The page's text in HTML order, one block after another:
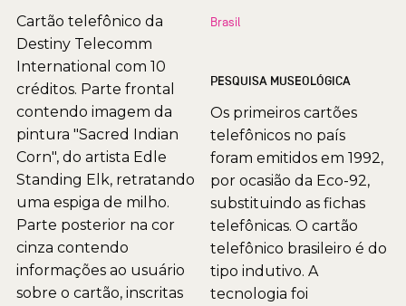
Cartão telefônico da
Destiny Telecomm
International com 10
créditos. Parte frontal
contendo imagem da
pintura "Sacred Indian
Corn", do artista Edle
Standing Elk, retratando
uma espiga de milho.
Parte posterior na cor
cinza contendo
informações ao usuário
sobre o cartão, inscritas
Brasil
PESQUISA MUSEOLÓGICA
Os primeiros cartões
telefônicos no país
foram emitidos em 1992,
por ocasião da Eco-92,
substituindo as fichas
telefônicas. O cartão
telefônico brasileiro é do
tipo indutivo. A
tecnologia foi